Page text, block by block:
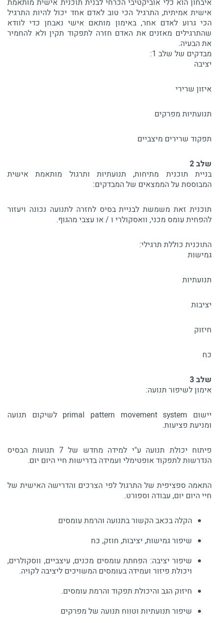
איבחון הוא כלי אוביקטיבי הכרחי לבנית תוכנית אישית מותאמת
אישית אמיתית, התרגיל הכי טוב לאדם אחד יכול להיות התרגיל
הכי גרוע לאדם אחר, באימון מותאם אישי נאבחן כדי לוודא
שהתרגילים מאזנים את האדם חזרה לתפקוד תקין ולא להחמיר
את הבעיה.
מבדקים של שלב 1:
​​יציבה
איזון שרירי
תנועתיות מפרקים
תפקוד שרירים מיצביים
שלב 2
בניית תוכנית מתיחות, תנועתיות ותרגול מותאמת אישית
המבוססת על הממצאים של המבדקים:
תוכנית זאת משמשת לבניית בסיס לחזרה לתנועה נכונה ויעזור
להפחית עומס מכני, וואסקולרי ו / או עצבי מהגוף.
התוכנית כוללת תרגילי:​
גמישות
תנועתיות
יציבות
חיזוק
כח
שלב 3
אימון לשיפור תנועה:
יישום primal pattern movement system לשיקום תנועה
ומניעת פציעות.​
פיתוח יכולת תנועה ע"י למידה מחדש של 7 תנועות הבסיס
הנדרשות לתפקוד אופטימלי ועמידה בדרישות חיי היום יום.
התאמה ספציפית של התרגול לפי הצרכים והדרישה האישית של
חיי היום יום, עבודה וספורט.
הקלה בכאב הקשור בתנועה והרמת עומסים
שיפור גמישות, יציבות, חוזק, כח
שיפור יציבה: הפחתת עומסים מכנים, עיצביים, ווסקולרים,
ויכולת פיזור ועמידה בעומסים המשויכים ליציבה לקויה.
חיזוק הגב והיכולת תפקוד והרמת עומסים.
שיפור תנועתיות וטווח תנועה של מפרקים